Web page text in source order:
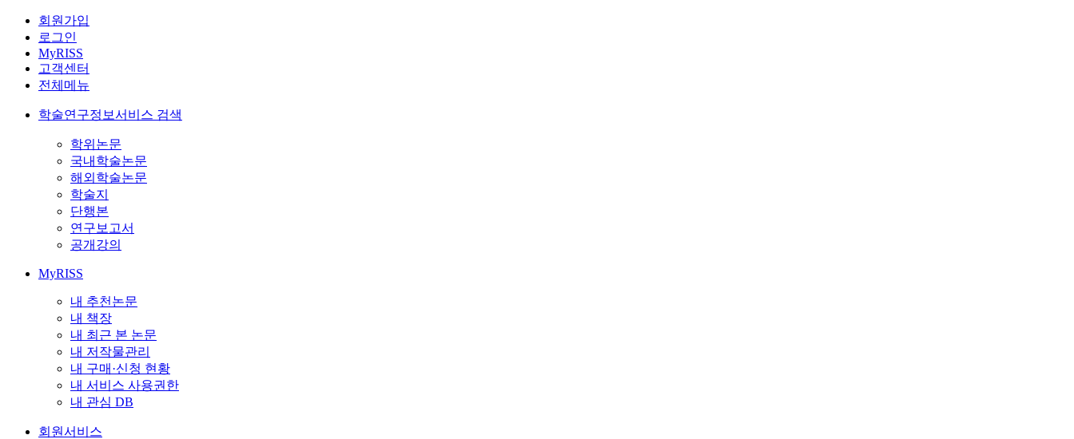
회원가입
로그인
MyRISS
고객센터
전체메뉴
학술연구정보서비스 검색
학위논문
국내학술논문
해외학술논문
학술지
단행본
연구보고서
공개강의
MyRISS
내 추천논문
내 책장
내 최근 본 논문
내 저작물관리
내 구매·신청 현황
내 서비스 사용권한
내 관심 DB
회원서비스